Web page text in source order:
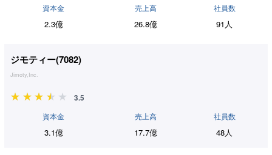
資本金
2.3億
売上高
26.8億
社員数
91人
ジモティー(7082)
Jimoty,Inc.
3.5
資本金
3.1億
売上高
17.7億
社員数
48人